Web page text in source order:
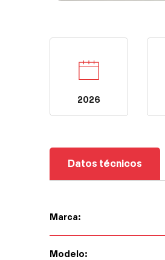
2026
Datos técnicos
Marca:
Modelo: